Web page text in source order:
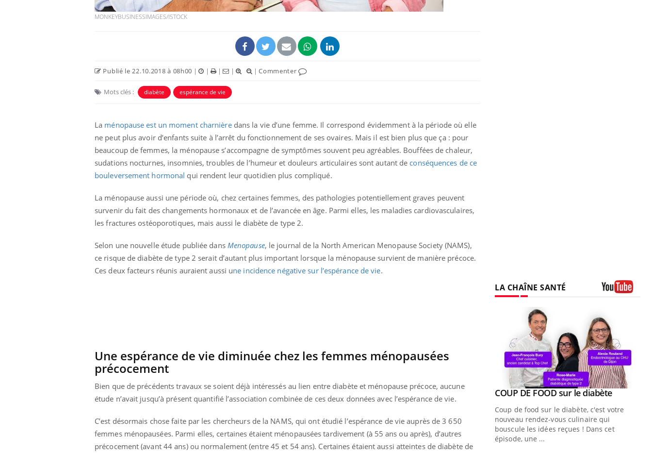
MONKEYBUSINESSIMAGES/ISTOCK
Publié le 22.10.2018 à 08h00 | | | | |Commenter
Mots clés : diabète espérance de vie
La ménopause est un moment charnièredans la vie d’une femme. Il correspond évidemment à la période où elle
ne peut plus avoir d’enfants suite à l’arrêt du fonctionnement de ses ovaires. Mais il est bien plus que ça : pour
beaucoup de femmes, la ménopause s’accompagne de symptômes souvent peu agréables. Bouffées de chaleur,
sudations nocturnes, insomnies, troubles de l’humeur et douleurs articulaires sont autant de conséquences de ce
bouleversement hormonal qui rendent leur quotidien plus compliqué.
La ménopause aussi une période où, chez certaines femmes, des pathologies potentiellement graves peuvent
survenir du fait des changements hormonaux et de l’avancée en âge. Parmi elles, les maladies cardiovasculaires,
les fractures ostéoporotiques, mais aussi le diabète de type 2.
Selon une nouvelle étude publiée dans Menopause, le journal de la North American Menopause Society (NAMS),
ce risque de diabète de type 2 serait d’autant plus important lorsque la ménopause survient de manière précoce.
Ces deux facteurs réunis auraient aussi une incidence négative sur l’espérance de vie.
Une espérance de vie diminuée chez les femmes ménopausées
précocement
Bien que de précédents travaux se soient déjà intéressés au lien entre diabète et ménopause précoce, aucune
étude n’avait jusqu’à présent quantifié l’association combinée de ces deux données avec l’espérance de vie.
C’est désormais chose faite par les chercheurs de la NAMS, qui ont étudié l’espérance de vie auprès de 3 650
femmes ménopausées. Parmi elles, certaines étaient ménopausées tardivement (à 55 ans ou après), d’autres
précocement (avant 44 ans) ou normalement (entre 45 et 54 ans). Certaines étaient aussi atteintes de diabète de
LA CHAÎNE SANTÉ
Eczéma Chronique des Mains : se
préparer pour l’été !Youtube
L'été arrive… et avec lui, un tout nouveau
rythme de vie ! Vacances, plage, piscine,
soleil, activités en plein air… Nos mains
Diabète & Ramadan 2026Youtube
nombreuses personnes atteintes de
diabète, c'est une période de questions, de
défis, mais ...
Un « jumeau numérique » pour
faciliter l’accès à la médecine
Un établissement lié à un groupe
mutualiste innove en matière de bilan de
santé : l'utilisation d'un « jumeau
Youtube
COUP DE FOOD sur le diabèteYoutube
Coup de food sur le diabète, c'est votre
nouveau rendez-vous culinaire qui
bouscule les idées reçues ! Dans cet
épisode, une ...